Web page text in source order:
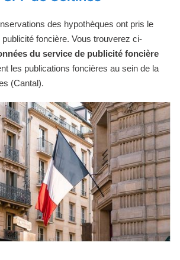
des hypothèques ont pris le
foncière. Vous trouverez ci-
du service de publicité foncière
les publications foncières au sein de la
(Cantal).